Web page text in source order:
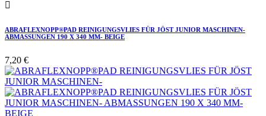

ABRAFLEXNOPP®PAD REINIGUNGSVLIES FÜR JÖST JUNIOR MASCHINEN-
ABMASSUNGEN 190 X 340 MM- BEIGE
7,20 €